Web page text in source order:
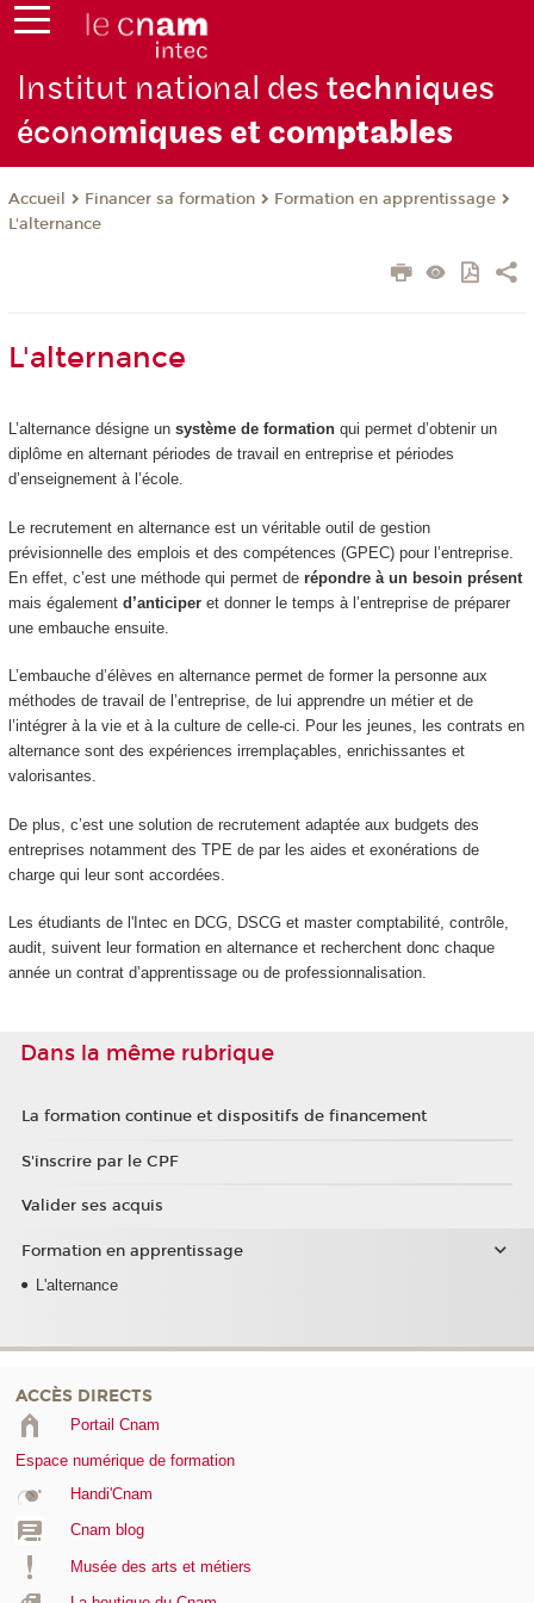
Institut national destechniques
économiques et comptables
Accueil Financer sa formation
Formation en apprentissage
L'alternance
L'alternance
L’alternance désigne un système de formationqui permet d’obtenir un
diplôme en alternant périodes de travail en entreprise et périodes
d’enseignement à l’école.
Le recrutement en alternance est un véritable outil de gestion
prévisionnelle des emplois et des compétences (GPEC) pour l’entreprise.
En effet, c’est une méthode qui permet de répondre à un besoin présent
mais également d’anticiperet donner le temps à l’entreprise de préparer
une embauche ensuite.
L’embauche d’élèves en alternance permet de former la personne aux
méthodes de travail de l’entreprise, de lui apprendre un métier et de
l’intégrer à la vie et à la culture de celle-ci. Pour les jeunes, les contrats en
alternance sont des expériences irremplaçables, enrichissantes et
valorisantes.
De plus, c’est une solution de recrutement adaptée aux budgets des
entreprises notamment des TPE de par les aides et exonérations de
charge qui leur sont accordées.
Les étudiants de l'Intec en DCG, DSCG et master comptabilité, contrôle,
audit, suivent leur formation en alternance et recherchent donc chaque
année un contrat d’apprentissage ou de professionnalisation.
Dans la même rubrique
La formation continue et dispositifs de financement
S'inscrire par le CPF
Valider ses acquis
Formation en apprentissage
L'alternance
ACCÈS DIRECTS
Portail Cnam
Espace numérique de formation
Handi'Cnam
Cnam blog
Musée des arts et métiers